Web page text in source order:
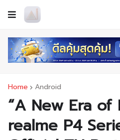
Home Android
“A New Era of
realme P4